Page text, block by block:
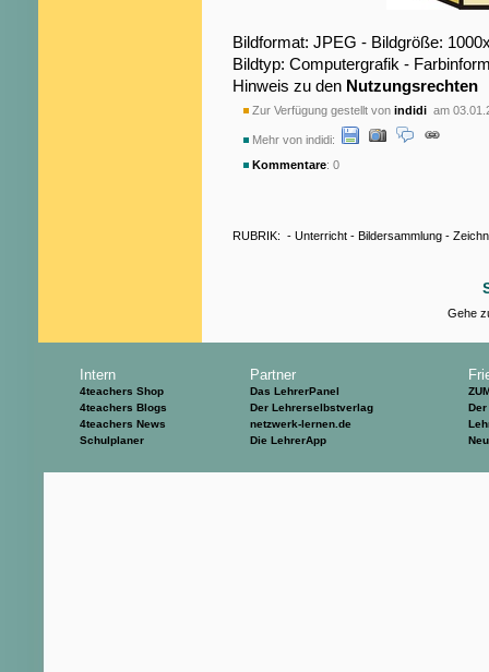
Bildformat: JPEG - Bildgröße:
Bildtyp: Computergrafik -
Hinweis zu den Nutzungsrechten
Zur Verfügung gestellt von indidi am
Mehr von indidi:
Kommentare: 0
RUBRIK: - Unterricht - Bildersammlung -
Gehe
Intern
4teachers Shop
4teachers Blogs
4teachers News
Schulplaner
Partner
Das LehrerPanel
Der Lehrerselbstverlag
netzwerk-lernen.de
Die LehrerApp